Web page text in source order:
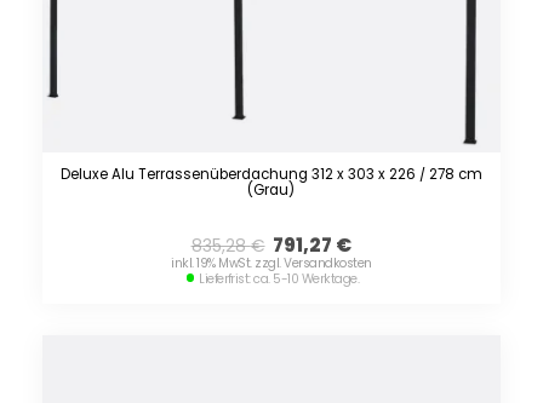
Deluxe Alu Terrassenüberdachung 312 x 303 x 226 / 278 cm
(Grau)
835,28€ 791,27 €
inkl. 19% MwSt. zzgl. Versandkosten
Lieferfrist: ca. 5-10 Werktage.